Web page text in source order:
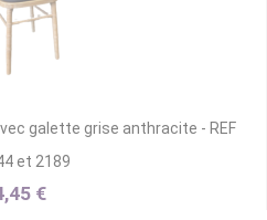
galette grise anthracite - REF
et 2189
€